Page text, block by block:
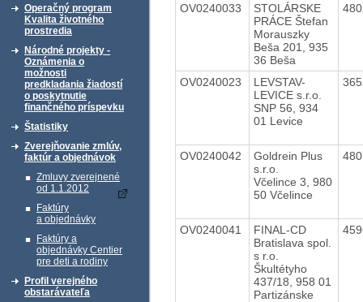
Operačný program
Kvalita životného
prostredia
Národné projekty -
Oznámenia o
možnosti
predkladania žiadostí
o poskytnutie
finančného príspevku
Štatistiky
Zverejňovanie zmlúv,
faktúr a objednávok
Zmluvy zverejnené
od 1.1.2012
Faktúry
a objednávky
Faktúry a
objednávky Centier
pre deti a rodiny
Profil verejného
obstarávateľa
OV0240033
STOLÁRSKE
PRÁCE Štefan
Morauszky
Beša 201, 935
36 Beša
OV0240023
LEVSTAV-
LEVICE s.r.o.
SNP 56, 934
01 Levice
OV0240042
Goldrein Plus
s.r.o.
Včelince 3, 980
50 Včelince
OV0240041
FINAL-CD
Bratislava spol.
s r.o.
Škultétyho
437/18, 958 01
Partizánske